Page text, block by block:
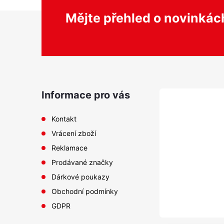
Mějte přehled o
Informace pro vás
Kontakt
Vrácení zboží
Reklamace
Prodávané značky
Dárkové poukazy
Obchodní podmínky
GDPR